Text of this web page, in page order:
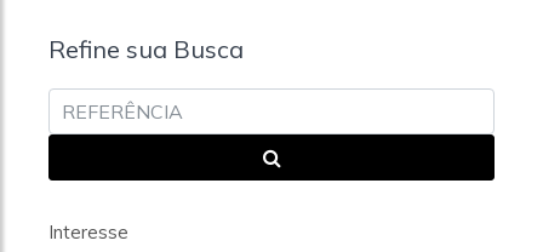
Refine sua Busca
Interesse